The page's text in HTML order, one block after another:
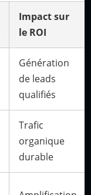
Impact sur
le ROI
Génération
de leads
qualifiés
Trafic
organique
durable